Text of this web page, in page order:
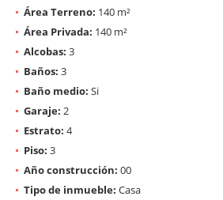
Área Terreno: 140 m²
Área Privada: 140 m²
Alcobas: 3
Baños: 3
Baño medio: Si
Garaje: 2
Estrato: 4
Piso: 3
Año construcción: 00
Tipo de inmueble: Casa